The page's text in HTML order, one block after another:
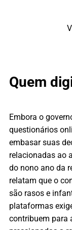
Quem
Embora o
questionários
embasar suas
relacionadas ao
do nono ano da
relatam que o
são rasos e
plataformas
contribuem para